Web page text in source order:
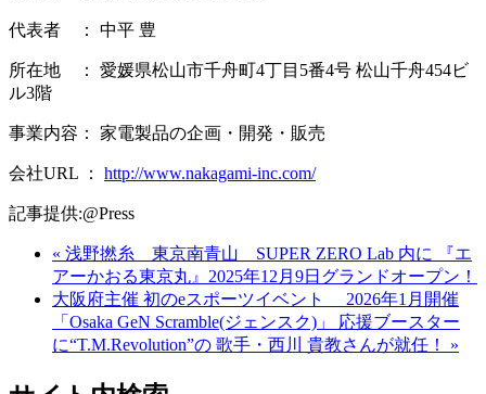
代表者 ： 中平 豊
所在地 ： 愛媛県松山市千舟町4丁目5番4号 松山千舟454ビ
ル3階
事業内容： 家電製品の企画・開発・販売
会社URL ： http://www.nakagami-inc.com/
記事提供:@Press
« 浅野撚糸 東京南青山 SUPER ZERO Lab 内に 『エ
アーかおる東京丸』2025年12月9日グランドオープン！
大阪府主催 初のeスポーツイベント 2026年1月開催
「Osaka GeN Scramble(ジェンスク)」 応援ブースター
に“T.M.Revolution”の 歌手・西川 貴教さんが就任！ »